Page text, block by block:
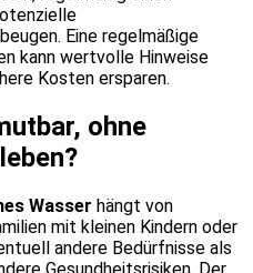
Eine regelmäßige
kann wertvolle Hinweise
Kosten ersparen.
ohne
Wasser hängt von
mit kleinen Kindern oder
andere Bedürfnisse als